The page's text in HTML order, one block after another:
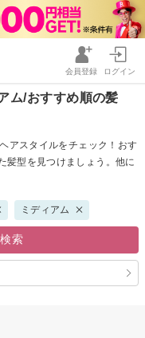
会員登録 ログイン
ム/おすすめ順の髪
アスタイルをチェック！おす
髪型を見つけましょう。他に
ミディアム
索